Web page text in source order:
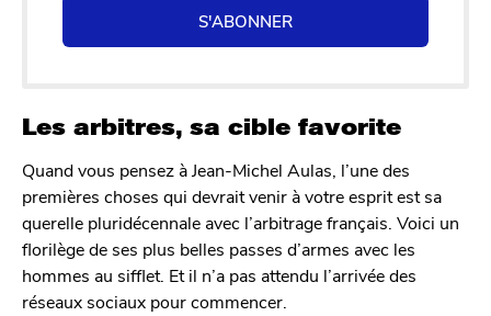
S'ABONNER
Les arbitres, sa cible favorite
Quand vous pensez à Jean-Michel Aulas, l’une des
premières choses qui devrait venir à votre esprit est sa
querelle pluridécennale avec l’arbitrage français. Voici un
florilège de ses plus belles passes d’armes avec les
hommes au sifflet. Et il n’a pas attendu l’arrivée des
réseaux sociaux pour commencer.